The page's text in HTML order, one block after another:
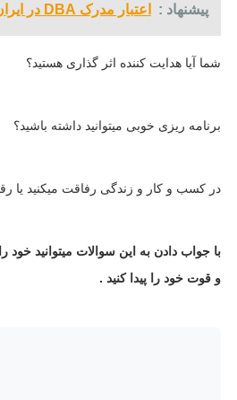
پیشنهاد : اعتبار مدرک DBA در ایران
شما آیا هدایت کننده اثر گذاری هستید؟
برنامه ریزی خوبی میتوانید داشته باشید؟
در کسب و کار و زندگی رفاقت میکنید یا
با جواب دادن به این سوالات میتوانید خود
و قوت خود را پیدا کنید .